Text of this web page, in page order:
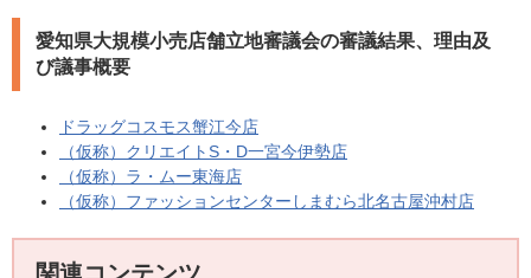
愛知県大規模小売店舗立地審議会の審議結果、理由及
び議事概要
ドラッグコスモス蟹江今店
（仮称）クリエイトS・D一宮今伊勢店
（仮称）ラ・ムー東海店
（仮称）ファッションセンターしまむら北名古屋沖村店